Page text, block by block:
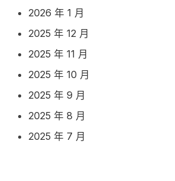
2026 年 1 月
2025 年 12 月
2025 年 11 月
2025 年 10 月
2025 年 9 月
2025 年 8 月
2025 年 7 月